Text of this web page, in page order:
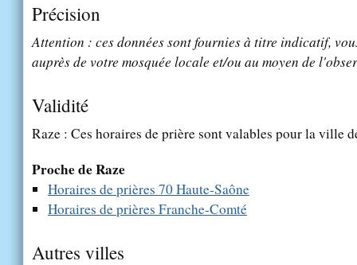
Précision
Attention : ces données sont fournies à titre indicatif,
auprès de votre mosquée locale et/ou au moyen de
Validité
Raze : Ces horaires de prière sont valables pour la ville
Proche de Raze
Horaires de prières 70 Haute-Saône
Horaires de prières Franche-Comté
Autres villes